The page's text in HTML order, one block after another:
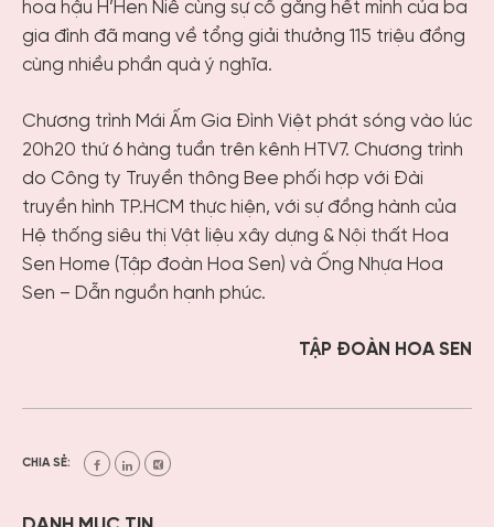
hoa hậu H’Hen Niê cùng sự cố gắng hết mình của ba
gia đình đã mang về tổng giải thưởng 115 triệu đồng
cùng nhiều phần quà ý nghĩa.
Chương trình Mái Ấm Gia Đình Việt phát sóng vào lúc
20h20 thứ 6 hàng tuần trên kênh HTV7. Chương trình
do Công ty Truyền thông Bee phối hợp với Đài
truyền hình TP.HCM thực hiện, với sự đồng hành của
Hệ thống siêu thị Vật liệu xây dựng & Nội thất Hoa
Sen Home (Tập đoàn Hoa Sen) và Ống Nhựa Hoa
Sen – Dẫn nguồn hạnh phúc.
TẬP ĐOÀN HOA SEN
CHIA SẺ: